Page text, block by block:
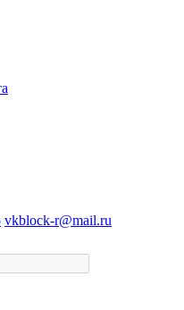
vkblock-r@mail.ru